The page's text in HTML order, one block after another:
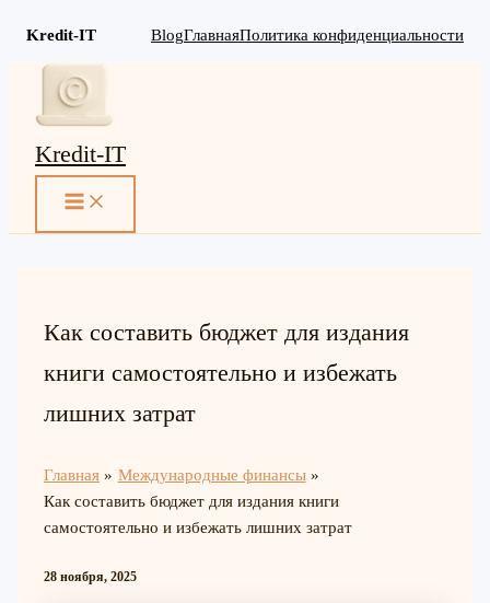
Kredit-IT BlogГлавнаяПолитика конфиденциальности
Перейти
содержимому
Kredit-IT
MAIN
Как составить бюджет для издания
книги самостоятельно и избежать
лишних затрат
Главная
Международные финансы
Как составить бюджет для издания книги
самостоятельно и избежать лишних затрат
28 ноября, 2025